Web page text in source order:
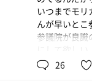
…床屋代払っ
まだ7月2日よ
で、その分を
え？年中相性
合っておらず
帰宅の時間を
アチアチの
渾1なので己
いつまでモリ
んが早いとこ
参議院が良識
にして欲し
か。 26